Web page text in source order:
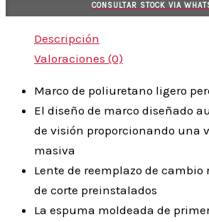
CONSULTAR STOCK VIA
Descripción
Valoraciones (0)
Marco de poliuretano ligero
El diseño de marco diseñado
de visión proporcionando una
masiva
Lente de reemplazo de cambio
de corte preinstalados
La espuma moldeada de